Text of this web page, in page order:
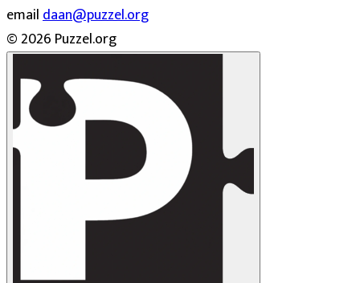
emaildaan@puzzel.org
© 2026 Puzzel.org